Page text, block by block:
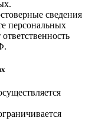
сведения
персональных